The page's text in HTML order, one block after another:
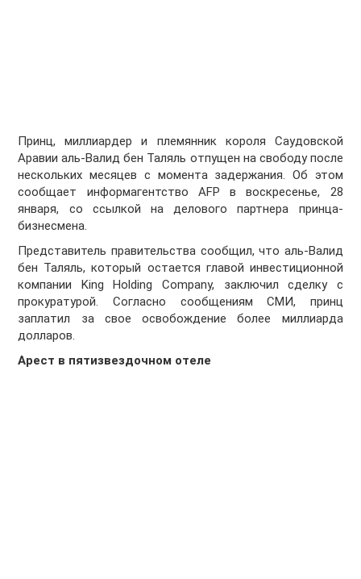
Принц, миллиардер и племянник короля Саудовской
Аравии аль-Валид бен Таляль отпущен на свободу после
нескольких месяцев с момента задержания. Об этом
сообщает информагентство AFP в воскресенье, 28
января, со ссылкой на делового партнера принца-
бизнесмена.
Представитель правительства сообщил, что аль-Валид
бен Таляль, который остается главой инвестиционной
компании King Holding Company, заключил сделку с
прокуратурой. Согласно сообщениям СМИ, принц
заплатил за свое освобождение более миллиарда
долларов.
Арест в пятизвездочном отеле